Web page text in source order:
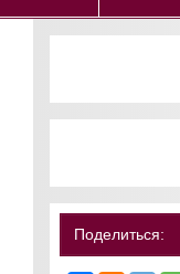
Поделиться: